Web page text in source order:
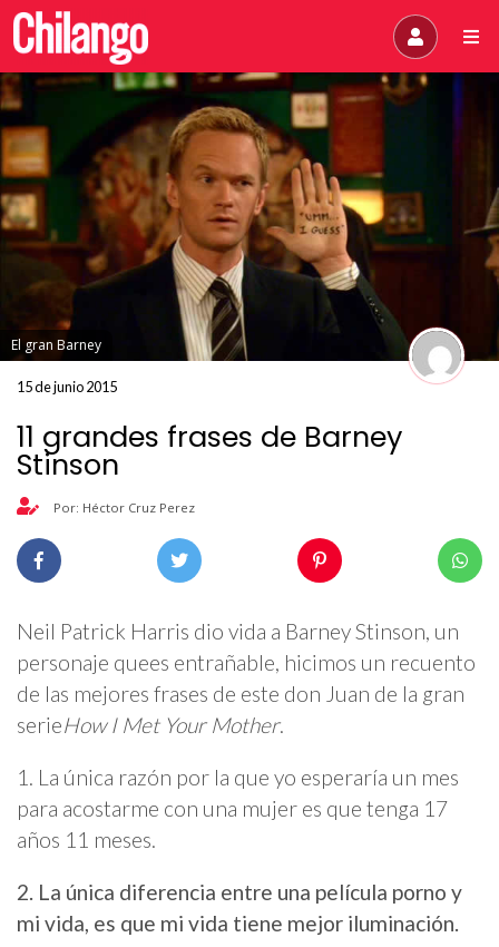
El gran Barney
15 de junio 2015
11 grandes frases de Barney
Stinson
Por: Héctor Cruz Perez
Neil Patrick Harris dio vida a Barney Stinson, un
personaje quees entrañable, hicimos un recuento
de las mejores frases de este don Juan de la gran
serieHow I Met Your Mother.
1. La única razón por la que yo esperaría un mes
para acostarme con una mujer es que tenga 17
años 11 meses.
2. La única diferencia entre una película porno y
mi vida, es que mi vida tiene mejor iluminación.